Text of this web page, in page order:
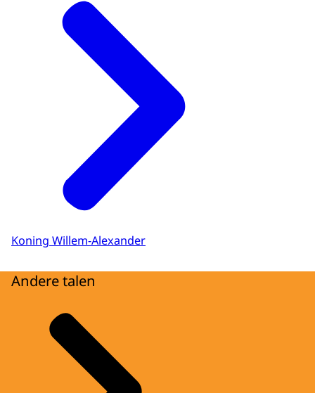
Koning Willem-Alexander
Andere talen